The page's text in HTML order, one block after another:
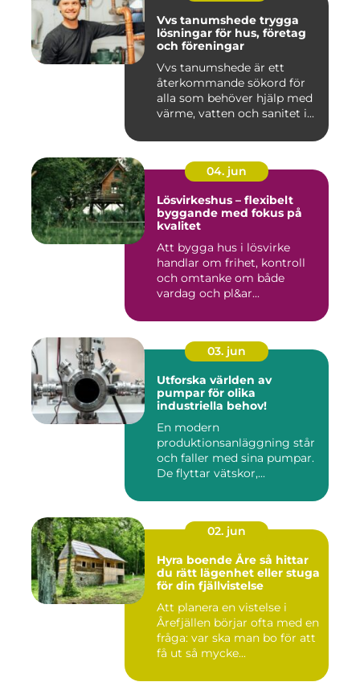
Vvs tanumshede trygga
lösningar för hus, företag
och föreningar
Vvs tanumshede är ett
återkommande sökord för
alla som behöver hjälp med
värme, vatten och sanitet i...
04. jun
Lösvirkeshus – flexibelt
byggande med fokus på
kvalitet
Att bygga hus i lösvirke
handlar om frihet, kontroll
och omtanke om både
vardag och pl&ar...
03. jun
Utforska världen av
pumpar för olika
industriella behov!
En modern
produktionsanläggning står
och faller med sina pumpar.
De flyttar vätskor,...
02. jun
Hyra boende Åre så hittar
du rätt lägenhet eller stuga
för din fjällvistelse
Att planera en vistelse i
Årefjällen börjar ofta med en
fråga: var ska man bo för att
få ut så mycke...